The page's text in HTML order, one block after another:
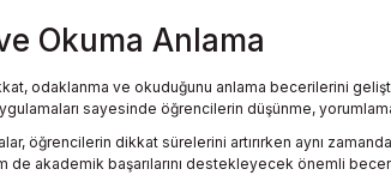
Okuma Anlama
odaklanma ve okuduğunu anlama becerilerini
sayesinde öğrencilerin düşünme,
öğrencilerin dikkat sürelerini artırırken aynı
akademik başarılarını destekleyecek önemli